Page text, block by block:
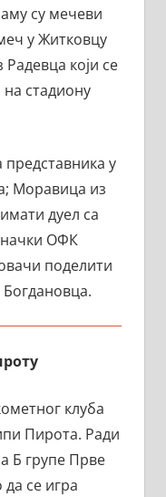
су мечеви
у Житковцу
који се
стадиону
у
Моравица из
дуел са
ОФК
поделити
Богдановца.
клуба
Пирота. Ради
Б групе Прве
да се игра